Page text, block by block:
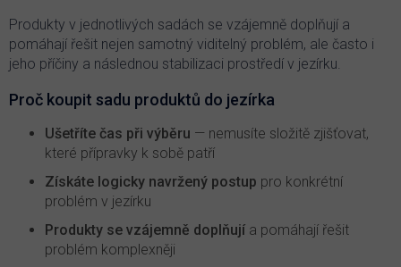
v
ý
p
i
u
Produkty v jednotlivých sadách se vzájemně doplňují a
pomáhají řešit nejen samotný viditelný problém, ale často i
jeho příčiny a následnou stabilizaci prostředí v jezírku.
Proč koupit sadu produktů do jezírka
Ušetříte čas při výběru — nemusíte složitě zjišťovat,
které přípravky k sobě patří
Získáte logicky navržený postup pro konkrétní
problém v jezírku
Produkty se vzájemně doplňují a pomáhají řešit
problém komplexněji